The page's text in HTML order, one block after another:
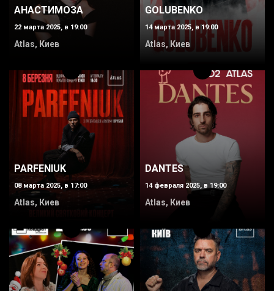
АНАСТИМОЗА
22 марта 2025, в 19:00
Atlas, Киев
GOLUBENKO
14 марта 2025, в 19:00
Atlas, Киев
PARFENIUK
08 марта 2025, в 17:00
Atlas, Киев
DANTES
14 февраля 2025, в 19:00
Atlas, Киев